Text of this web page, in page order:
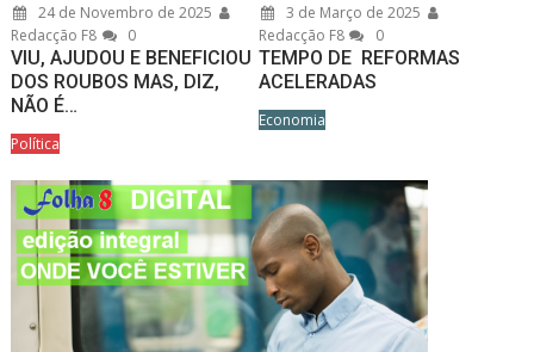
24 de Novembro de 2025
Redacção F8
0
VIU, AJUDOU E BENEFICIOU
DOS ROUBOS MAS, DIZ,
NÃO É…
Política
3 de Março de 2025
Redacção F8
0
TEMPO DE REFORMAS
ACELERADAS
Economia